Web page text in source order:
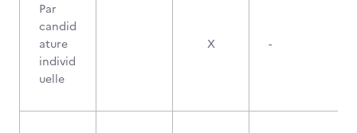
Par
candid
ature
individ
uelle
X -